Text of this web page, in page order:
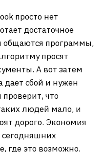
просто нет
достаточное
общаются программы,
просят
А вот затем
дает сбой и нужен
что
людей мало, и
дорого. Экономия
сегодняшних
где это возможно,